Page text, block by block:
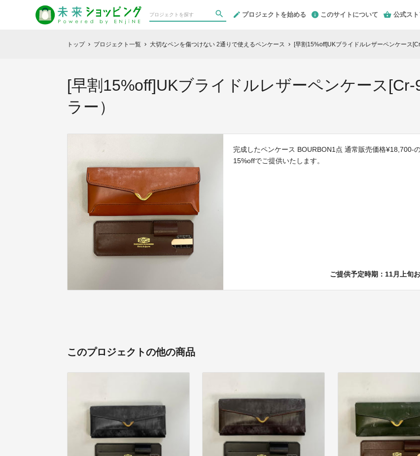
プロジェクトを始める このサイトについて 公式ス
トップ chevron_right プロジェクト一覧 chevron_right 大切なペンを傷つけない 2通りで使えるペンケース chevron_right [早割15%off]UKブライドルレザーペンケース
[早割15%off]UKブライドルレザーペンケース[Cr-
ラー）
完成したペンケース BOURBON1点 通常販売価格¥18,700-
15%offでご提供いたします。
ご提供予定時期：11月上旬
このプロジェクトの他の商品